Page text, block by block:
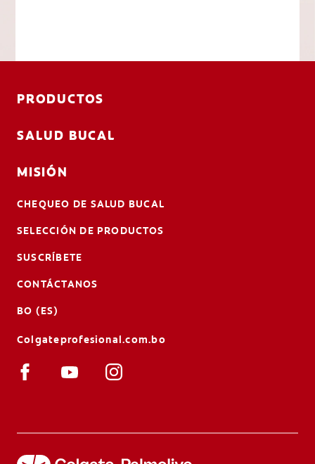
PRODUCTOS
SALUD BUCAL
MISIÓN
CHEQUEO DE SALUD BUCAL
SELECCIÓN DE PRODUCTOS
SUSCRÍBETE
CONTÁCTANOS
BO (ES)
Colgateprofesional.com.bo